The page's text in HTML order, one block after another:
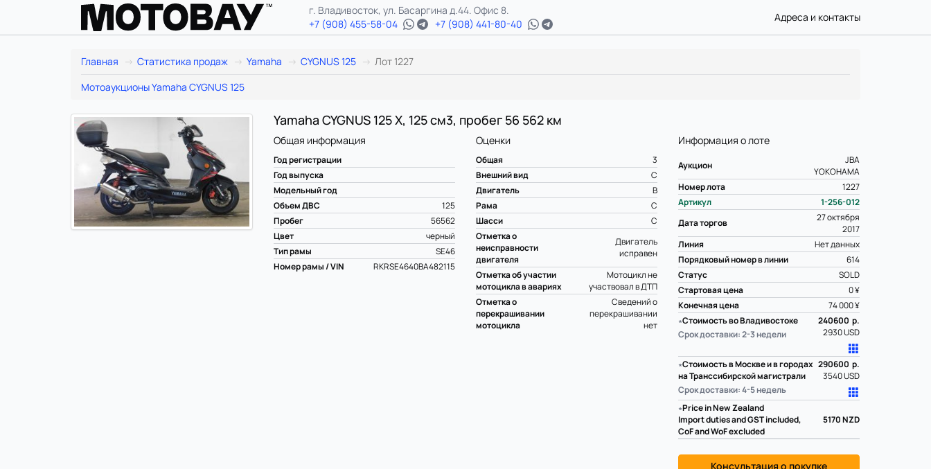
г. Владивосток, ул. Басаргина д.44. Офис 8.
+7 (908) 455-58-04
+7 (908) 441-80-40
Адреса и контакты
Главная Статистика продаж Yamaha CYGNUS 125
Лот 1227
Мотоаукционы Yamaha CYGNUS 125
Yamaha CYGNUS 125 X, 125 см3, пробег 56 562 км
Информация о лоте
Аукцион
JBA
YOKOHAMA
Номер лота
1227
Артикул
1-256-012
Дата торгов
27 октября
2017
Линия
Нет данных
Порядковый номер в линии
614
Статус
SOLD
Стартовая цена
0 ¥
Конечная цена
74 000 ¥
∗Стоимость во Владивостоке
Срок доставки: 2-3 недели
240600 р.
2930 USD
∗Стоимость в Москве и в городах
на Транссибирской магистрали
Срок доставки: 4-5 недель
290600 р.
3540 USD
∗Price in New Zealand
Import duties and GST included,
CoF and WoF excluded
5170NZD
Консультация о покупке
Общая информация
Год регистрации
Год выпуска
Модельный год
Объем ДВС
125
Пробег
56562
Цвет
черный
Тип рамы
SE46
Номер рамы / VIN
RKRSE4640BA482115
Оценки
Общая
3
Внешний вид
C
Двигатель
B
Рама
C
Шасси
C
Отметка о
неисправности
двигателя
Двигатель
исправен
Отметка об участии
мотоцикла в авариях
Мотоцикл не
участвовал в ДТП
Отметка о
перекрашивании
мотоцикла
Сведений о
перекрашивании
нет